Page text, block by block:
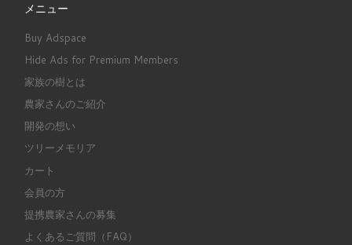
メニュー
Buy Adspace
Hide Ads for Premium Members
家族の樹とは
農家さんのご紹介
開発の想い
ツリーメモリア
カート
会員の方
提携農家さんの募集
よくあるご質問（FAQ）